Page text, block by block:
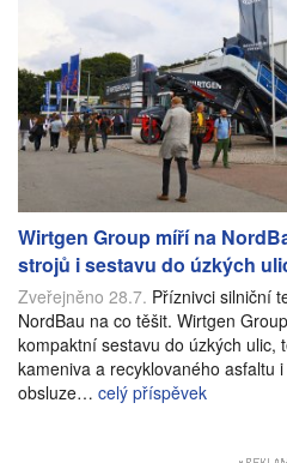
Wirtgen Group míří na
strojů i sestavu do úzkých
Zveřejněno 28.7. Příznivci silniční
NordBau na co těšit. Wirtgen
kompaktní sestavu do úzkých ulic,
kameniva a recyklovaného asfaltu
obsluze… celý příspěvek